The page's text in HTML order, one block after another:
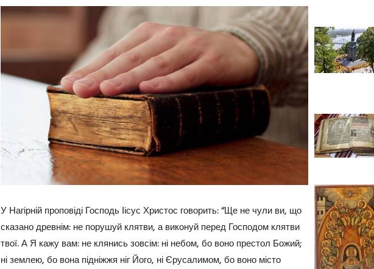
У Нагірній проповіді Господь Іісус Христос говорить: “Ще не чули ви, що
сказано древнім: не порушуй клятви, а виконуй перед Господом клятви
твої. А Я кажу вам: не клянись зовсім: ні небом, бо воно престол Божий;
ні землею, бо вона підніжжя ніг Його, ні Єрусалимом, бо воно місто